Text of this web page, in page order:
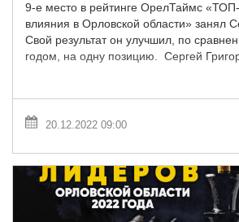
9-е место в рейтинге ОрелТаймс
влияния в Орловской области» занял
Свой результат он улучшил, по
годом, на одну позицию. Сергей
20.12.2022 09:00